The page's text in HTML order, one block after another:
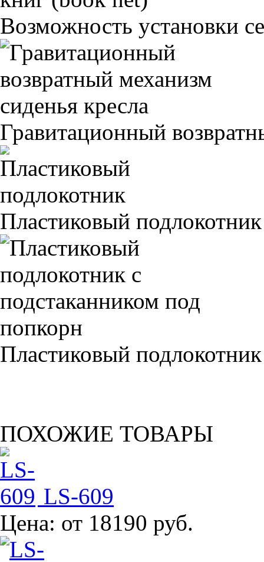
Возможность установки
Гравитационный
Пластиковый подлокотник
Пластиковый
ПОХОЖИЕ ТОВАРЫ
LS-609
Цена: от 18190 руб.